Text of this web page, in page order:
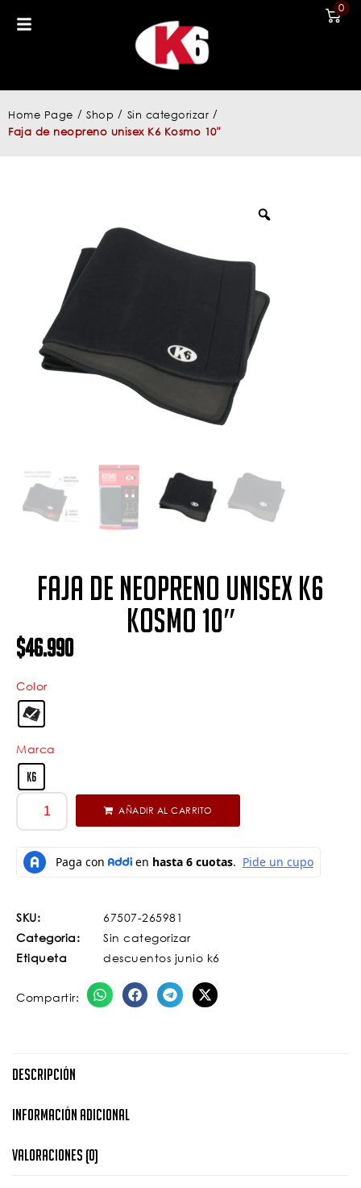
0
Home Page / Shop / Sin categorizar /
Faja de neopreno unisex K6 Kosmo 10″
Faja de neopreno unisex K6
Kosmo 10″
$46.990
Color
Marca
K6
AÑADIR AL CARRITO
SKU:
67507-265981
Categoria:
Sin categorizar
Etiqueta
descuentos junio k6
Compartir:
Descripción
Información Adicional
Valoraciones (0)